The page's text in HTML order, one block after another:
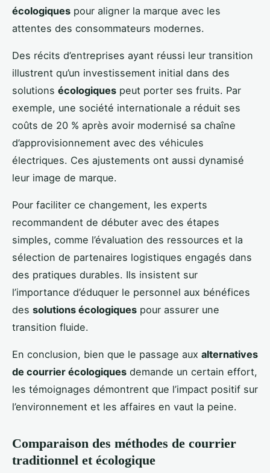
écologiques pour aligner la marque avec les
attentes des consommateurs modernes.
Des récits d’entreprises ayant réussi leur transition
illustrent qu’un investissement initial dans des
solutions écologiques peut porter ses fruits. Par
exemple, une société internationale a réduit ses
coûts de 20 % après avoir modernisé sa chaîne
d’approvisionnement avec des véhicules
électriques. Ces ajustements ont aussi dynamisé
leur image de marque.
Pour faciliter ce changement, les experts
recommandent de débuter avec des étapes
simples, comme l’évaluation des ressources et la
sélection de partenaires logistiques engagés dans
des pratiques durables. Ils insistent sur
l’importance d’éduquer le personnel aux bénéfices
des solutions écologiques pour assurer une
transition fluide.
En conclusion, bien que le passage aux alternatives
de courrier écologiques demande un certain effort,
les témoignages démontrent que l’impact positif sur
l’environnement et les affaires en vaut la peine.
Comparaison des méthodes de courrier
traditionnel et écologique